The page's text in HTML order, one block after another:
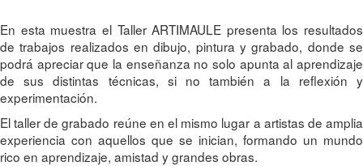
En esta muestra el Taller ARTIMAULE presenta los resultados
de trabajos realizados en dibujo, pintura y grabado, donde se
podrá apreciar que la enseñanza no solo apunta al aprendizaje
de sus distintas técnicas, si no también a la reflexión y
experimentación.
El taller de grabado reúne en el mismo lugar a artistas de amplia
experiencia con aquellos que se inician, formando un mundo
rico en aprendizaje, amistad y grandes obras.